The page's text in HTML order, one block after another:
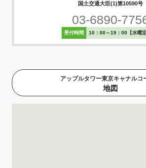
国土交通大臣(1)第10590号
03-6890-
受付時間 10：00～19：00【水曜定
アップルタワー東京キャナルコ
地図